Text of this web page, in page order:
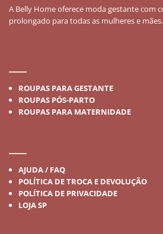
A Belly Home oferece moda gestante com
prolongado para todas as mulheres e mães.
ROUPAS PARA GESTANTE
ROUPAS PÓS-PARTO
ROUPAS PARA MATERNIDADE
AJUDA / FAQ
POLÍTICA DE TROCA E DEVOLUÇÃO
POLÍTICA DE PRIVACIDADE
LOJA SP